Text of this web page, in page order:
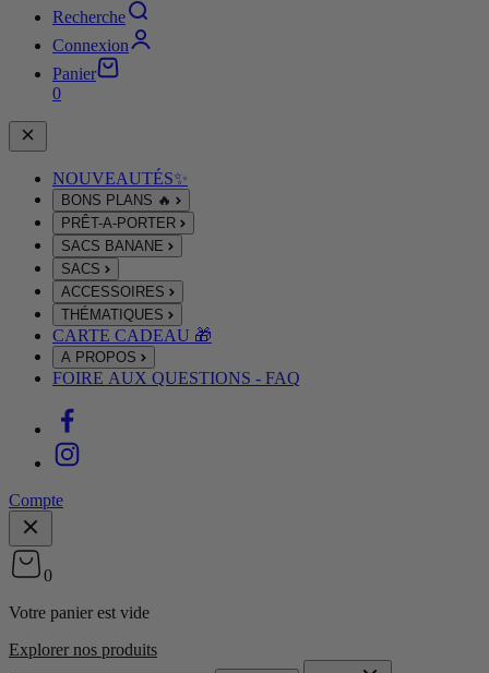
Recherche
Connexion
Panier
0
NOUVEAUTÉS✨
BONS PLANS 🔥
PRÊT-A-PORTER
SACS BANANE
SACS
ACCESSOIRES
THÉMATIQUES
CARTE CADEAU 🎁
A PROPOS
FOIRE AUX QUESTIONS - FAQ
Compte
0
Votre panier est vide
Explorer nos produits